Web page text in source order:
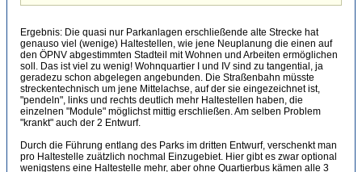
Ergebnis: Die quasi nur Parkanlagen erschließende alte Strecke hat
genauso viel (wenige) Haltestellen, wie jene Neuplanung die einen auf
den ÖPNV abgestimmten Stadteil mit Wohnen und Arbeiten ermöglichen
soll. Das ist viel zu wenig! Wohnquartier I und IV sind zu tangential, ja
geradezu schon abgelegen angebunden. Die Straßenbahn müsste
streckentechnisch um jene Mittelachse, auf der sie eingezeichnet ist,
"pendeln", links und rechts deutlich mehr Haltestellen haben, die
einzelnen "Module" möglichst mittig erschließen. Am selben Problem
"krankt" auch der 2 Entwurf.
Durch die Führung entlang des Parks im dritten Entwurf, verschenkt man
pro Haltestelle zuätzlich nochmal Einzugebiet. Hier gibt es zwar optional
wenigstens eine Haltestelle mehr, aber ohne Quartierbus kämen alle 3